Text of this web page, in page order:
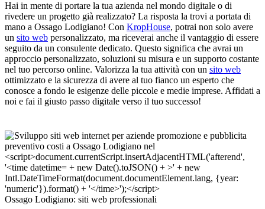
Hai in mente di portare la tua azienda nel mondo digitale o di
rivedere un progetto già realizzato? La risposta la trovi a portata di
mano a Ossago Lodigiano! Con KropHouse, potrai non solo avere
un sito web personalizzato, ma riceverai anche il vantaggio di essere
seguito da un consulente dedicato. Questo significa che avrai un
approccio personalizzato, soluzioni su misura e un supporto costante
nel tuo percorso online. Valorizza la tua attività con un sito web
ottimizzato e la sicurezza di avere al tuo fianco un esperto che
conosce a fondo le esigenze delle piccole e medie imprese. Affidati a
noi e fai il giusto passo digitale verso il tuo successo!
Ossago Lodigiano: siti web professionali